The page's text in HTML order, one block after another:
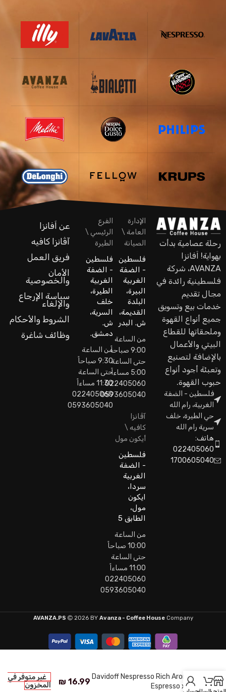
رحلة عصامية بدأت
بهواية! اَفانزا
AVANZA، شركة
فلسطينية رائدة في
مجال تقديم
خدمات بيع وتسويق
جميع أنواع القهوة
وملحقاتها للقطاع
البيتي والأعمال
بالإضافة لتصنيع
وتعبئة أجود أنواع
حبوب القهوة.
فلسطين - الضفة
الغربية، رام الله
حي الطيرة، خلف
سرية رام الله
هاتف:
022405060
1700605040
الإدارة
العامة \
الصيانة
فلسطين
- الضفة
الغربية
البيرة،
البلدة
القديمة،
ش. البدر
من الساعة
9:00 صباحاً
حتى الساعة
5:00 مساءاً
022405060
0593605040
الفرع
الرئيسي \
الطيرة
فلسطين
- الضفة
الغربية
الطيرة،
خلف
السرية،
ش.
دمشق.
من الساعة
9:30 صباحاً
حتى الساعة
11:30 مساءاً
022405060
0593605040
آڤانزا
كافيه \
أيكون مول
فلسطين
- الضفة
الغربية
سردا،
ايكون
مول،
الطابق 5
من الساعة
10:00 صباحاً
حتى الساعة
11:00 مساءاً
0593605040
عن اَفانزا
آڤانزا كافيه
فريق العمل
الأمان
والخصوصية
سياسة الإرجاع
والإلغاء
الشروط والأحكام
وظائف شاغرة
AVANZA.PS 2026 BY Avanza - Coffee HouseCompany
Davidoff Nespresso Rich Aroma
Espresso x10
₪ 16.99
غير متوفر في
المخزون